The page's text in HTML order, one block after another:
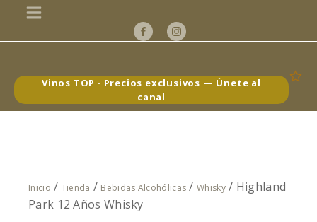
Vinos TOP · Precios exclusivos — Únete al
canal
Inicio / Tienda / Bebidas Alcohólicas /Whisky/ Highland
Park 12 Años Whisky